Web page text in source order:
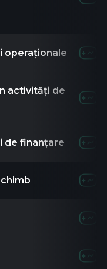
operaționale
activități de
de finanțare